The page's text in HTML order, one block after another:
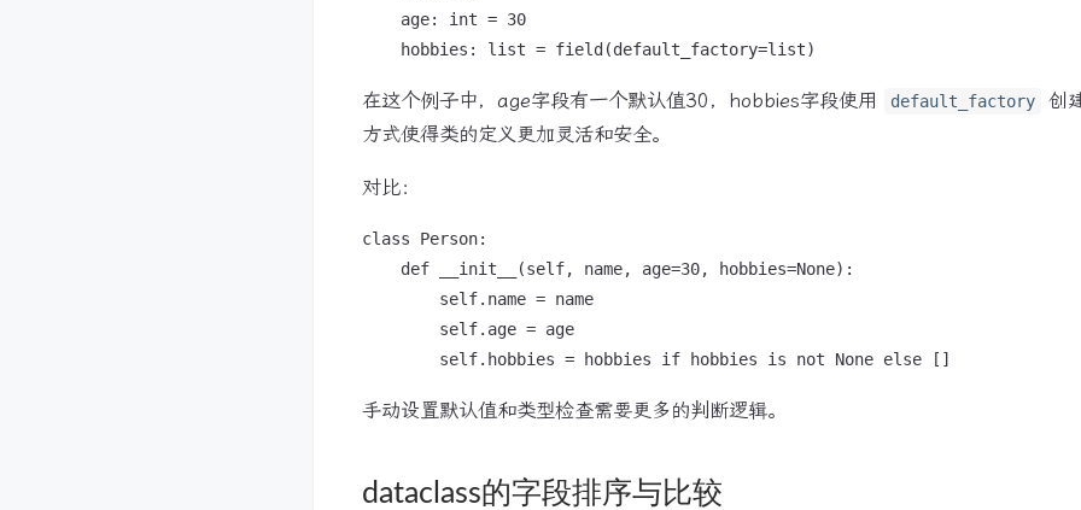
    age: int = 30
在这个例子中，age字段有一个默认值30，hobbies字段使用 default_factory
创
方式使得类的定义更加灵活和安全。
对比：
class Person:
    def __init__(self, name, age=30, hobbies=None):
        self.name = name
        self.age = age
手动设置默认值和类型检查需要更多的判断逻辑。
dataclass的字段排序与比较